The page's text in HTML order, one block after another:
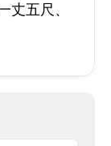
丈五尺、